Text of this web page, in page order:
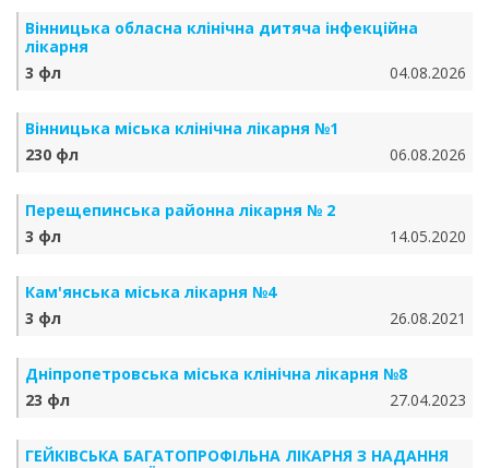
Вінницька обласна клінічна дитяча інфекційна
лікарня
3 фл
04.08.2026
Вінницька міська клінічна лікарня №1
230 фл
06.08.2026
Перещепинська районна лікарня № 2
3 фл
14.05.2020
Кам'янська міська лікарня №4
3 фл
26.08.2021
Дніпропетровська міська клінічна лікарня №8
23 фл
27.04.2023
ГЕЙКІВСЬКА БАГАТОПРОФІЛЬНА ЛІКАРНЯ З НАДАННЯ